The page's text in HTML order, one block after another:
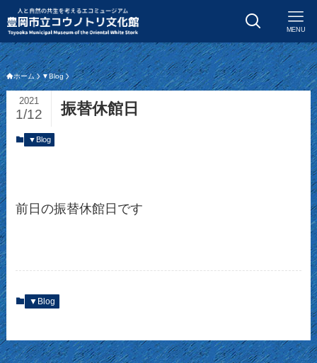
MENU
ホーム ▼Blog
振替休館日
2021
1/12
▼Blog
前日の振替休館日です
▼Blog